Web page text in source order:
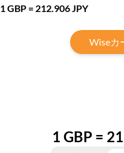
1 GBP = 212.906 JPY
Wiseカ
1 GBP =